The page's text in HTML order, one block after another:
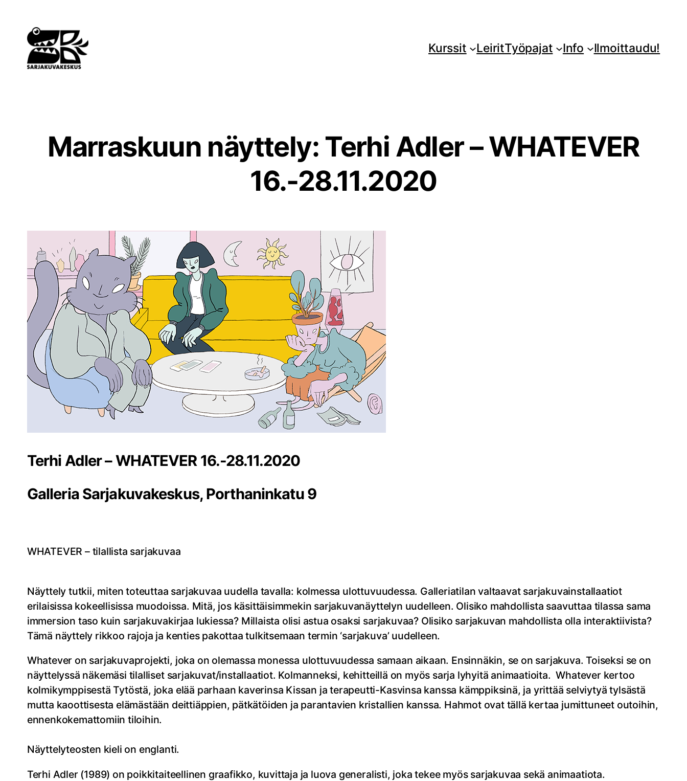
sisältöön
Kurssit LeiritTyöpajat Info Ilmoittaudu!
Marraskuun näyttely: Terhi Adler – WHATEVER
16.-28.11.2020
Terhi Adler – WHATEVER 16.-28.11.2020
Galleria Sarjakuvakeskus, Porthaninkatu 9
WHATEVER – tilallista sarjakuvaa
Näyttely tutkii, miten toteuttaa sarjakuvaa uudella tavalla: kolmessa ulottuvuudessa. Galleriatilan valtaavat sarjakuvainstallaatiot
erilaisissa kokeellisissa muodoissa. Mitä, jos käsittäisimmekin sarjakuvanäyttelyn uudelleen. Olisiko mahdollista saavuttaa tilassa sama
immersion taso kuin sarjakuvakirjaa lukiessa? Millaista olisi astua osaksi sarjakuvaa? Olisiko sarjakuvan mahdollista olla interaktiivista?
Tämä näyttely rikkoo rajoja ja kenties pakottaa tulkitsemaan termin ‘sarjakuva’ uudelleen.
Whatever on sarjakuvaprojekti, joka on olemassa monessa ulottuvuudessa samaan aikaan. Ensinnäkin, se on sarjakuva. Toiseksi se on
näyttelyssä näkemäsi tilalliset sarjakuvat/installaatiot. Kolmanneksi, kehitteillä on myös sarja lyhyitä animaatioita. Whatever kertoo
kolmikymppisestä Tytöstä, joka elää parhaan kaverinsa Kissan ja terapeutti-Kasvinsa kanssa kämppiksinä, ja yrittää selviytyä tylsästä
mutta kaoottisesta elämästään deittiäppien, pätkätöiden ja parantavien kristallien kanssa. Hahmot ovat tällä kertaa jumittuneet outoihin,
ennenkokemattomiin tiloihin.
Näyttelyteosten kieli on englanti.
Terhi Adler (1989) on poikkitaiteellinen graafikko, kuvittaja ja luova generalisti, joka tekee myös sarjakuvaa sekä animaatiota.